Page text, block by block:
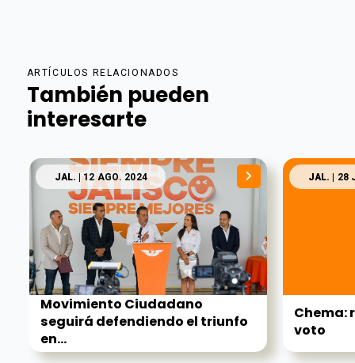
ARTÍCULOS RELACIONADOS
También pueden
interesarte
JAL. | 12 AGO. 2024
Movimiento Ciudadano
seguirá defendiendo el triunfo
en...
JAL. | 28
Chema:
voto